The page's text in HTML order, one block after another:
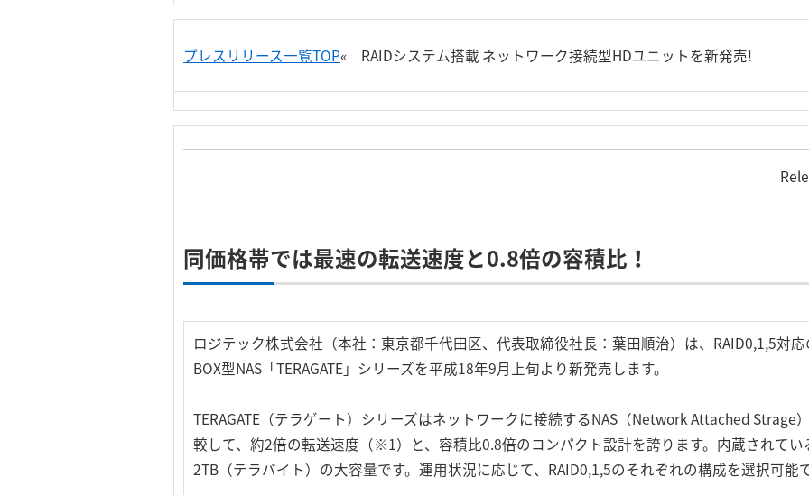
プレスリリース一覧TOP« RAIDシステム搭載 ネットワーク接続型HDユニットを新発売!
同価格帯では最速の転送速度と0.8倍の容積比！
ロジテック株式会社（本社：東京都千代田区、代表取締役社長：葉田順治）は、RAID0,1,5対
BOX型NAS「TERAGATE」シリーズを平成18年9月上旬より新発売します。
TERAGATE（テラゲート）シリーズはネットワークに接続するNAS（Network Attached Strage
較して、約2倍の転送速度（※1）と、容積比0.8倍のコンパクト設計を誇ります。内蔵されて
2TB（テラバイト）の大容量です。運用状況に応じて、RAID0,1,5のそれぞれの構成を選択可